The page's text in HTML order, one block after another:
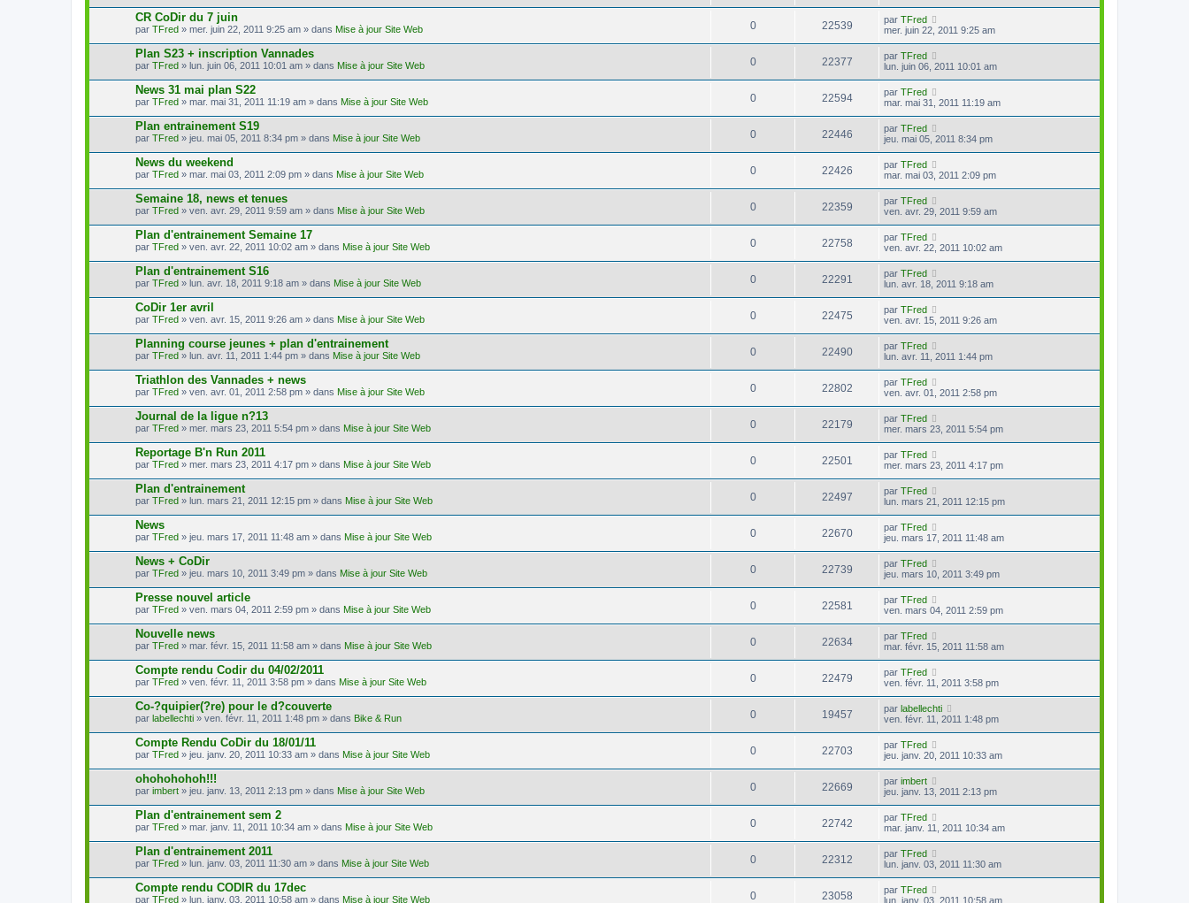
CR CoDir du 7 juin
par TFred » mer. juin 22, 2011 9:25 am » dans Mise à jour Site Web 0 22539 par TFred
mer. juin 22, 2011 9:25 am
Plan S23 + inscription Vannades
par TFred » lun. juin 06, 2011 10:01 am » dans Mise à jour Site Web 0 22377 par TFred
lun. juin 06, 2011 10:01 am
News 31 mai plan S22
par TFred » mar. mai 31, 2011 11:19 am » dans Mise à jour Site Web 0 22594 par TFred
mar. mai 31, 2011 11:19 am
Plan entrainement S19
par TFred » jeu. mai 05, 2011 8:34 pm » dans Mise à jour Site Web 0 22446 par TFred
jeu. mai 05, 2011 8:34 pm
News du weekend
par TFred » mar. mai 03, 2011 2:09 pm » dans Mise à jour Site Web 0 22426 par TFred
mar. mai 03, 2011 2:09 pm
Semaine 18, news et tenues
par TFred » ven. avr. 29, 2011 9:59 am » dans Mise à jour Site Web 0 22359 par TFred
ven. avr. 29, 2011 9:59 am
Plan d'entrainement Semaine 17
par TFred » ven. avr. 22, 2011 10:02 am » dans Mise à jour Site Web 0 22758 par TFred
ven. avr. 22, 2011 10:02 am
Plan d'entrainement S16
par TFred » lun. avr. 18, 2011 9:18 am » dans Mise à jour Site Web 0 22291 par TFred
lun. avr. 18, 2011 9:18 am
CoDir 1er avril
par TFred » ven. avr. 15, 2011 9:26 am » dans Mise à jour Site Web 0 22475 par TFred
ven. avr. 15, 2011 9:26 am
Planning course jeunes + plan d'entrainement
par TFred » lun. avr. 11, 2011 1:44 pm » dans Mise à jour Site Web 0 22490 par TFred
lun. avr. 11, 2011 1:44 pm
Triathlon des Vannades + news
par TFred » ven. avr. 01, 2011 2:58 pm » dans Mise à jour Site Web 0 22802 par TFred
ven. avr. 01, 2011 2:58 pm
Journal de la ligue n?13
par TFred » mer. mars 23, 2011 5:54 pm » dans Mise à jour Site Web 0 22179 par TFred
mer. mars 23, 2011 5:54 pm
Reportage B'n Run 2011
par TFred » mer. mars 23, 2011 4:17 pm » dans Mise à jour Site Web 0 22501 par TFred
mer. mars 23, 2011 4:17 pm
Plan d'entrainement
par TFred » lun. mars 21, 2011 12:15 pm » dans Mise à jour Site Web 0 22497 par TFred
lun. mars 21, 2011 12:15 pm
News
par TFred » jeu. mars 17, 2011 11:48 am » dans Mise à jour Site Web 0 22670 par TFred
jeu. mars 17, 2011 11:48 am
News + CoDir
par TFred » jeu. mars 10, 2011 3:49 pm » dans Mise à jour Site Web 0 22739 par TFred
jeu. mars 10, 2011 3:49 pm
Presse nouvel article
par TFred » ven. mars 04, 2011 2:59 pm » dans Mise à jour Site Web 0 22581 par TFred
ven. mars 04, 2011 2:59 pm
Nouvelle news
par TFred » mar. févr. 15, 2011 11:58 am » dans Mise à jour Site Web 0 22634 par TFred
mar. févr. 15, 2011 11:58 am
Compte rendu Codir du 04/02/2011
par TFred » ven. févr. 11, 2011 3:58 pm » dans Mise à jour Site Web 0 22479 par TFred
ven. févr. 11, 2011 3:58 pm
Co-?quipier(?re) pour le d?couverte
par labellechti » ven. févr. 11, 2011 1:48 pm » dans Bike & Run 0 19457 par labellechti
ven. févr. 11, 2011 1:48 pm
Compte Rendu CoDir du 18/01/11
par TFred » jeu. janv. 20, 2011 10:33 am » dans Mise à jour Site Web 0 22703 par TFred
jeu. janv. 20, 2011 10:33 am
ohohohohoh!!!
par imbert » jeu. janv. 13, 2011 2:13 pm » dans Mise à jour Site Web 0 22669 par imbert
jeu. janv. 13, 2011 2:13 pm
Plan d'entrainement sem 2
par TFred » mar. janv. 11, 2011 10:34 am » dans Mise à jour Site Web 0 22742 par TFred
mar. janv. 11, 2011 10:34 am
Plan d'entrainement 2011
par TFred » lun. janv. 03, 2011 11:30 am » dans Mise à jour Site Web 0 22312 par TFred
lun. janv. 03, 2011 11:30 am
Compte rendu CODIR du 17dec
par TFred » lun. janv. 03, 2011 10:58 am » dans Mise à jour Site Web 0 23058 par TFred
lun. janv. 03, 2011 10:58 am